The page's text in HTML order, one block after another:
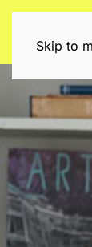
Skip to